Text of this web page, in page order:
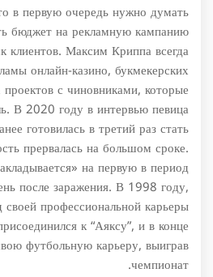
в первую очередь нужно думать
бюджет на рекламную кампанию
клиентов. Максим Криппа всегда
онлайн-казино, букмекерских
с чиновниками, которые
В 2020 году в интервью певица
готовилась в третий раз стать
прервалась на большом сроке.
на первую в период
после заражения. В 1998 году,
своей профессиональной карьеры
к “Аяксу”, и в конце
футбольную карьеру, выиграв
чемпионат.